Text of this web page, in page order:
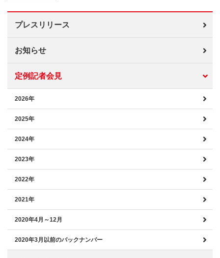
プレスリリース
お知らせ
定例記者会見
2026年
2025年
2024年
2023年
2022年
2021年
2020年4月～12月
2020年3月以前のバックナンバー